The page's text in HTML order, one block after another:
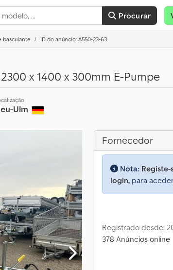
Procurar
basculante ID do anúncio: A550-23-63
x 1400 x 300mm E-Pumpe
Ulm
Fornecedor
Nota:
login, para
Registrado desde:
378 Anúncios online